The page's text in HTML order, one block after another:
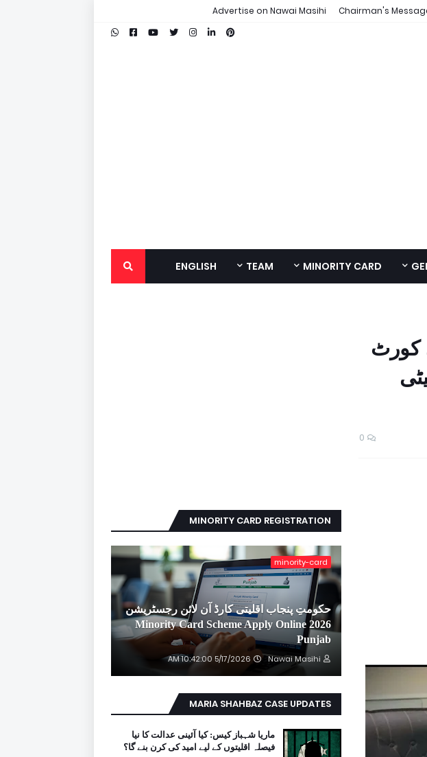
Chairman's
Advertise on Nawai Masihi
MINORITY CARD
TEAM
ENGLISH
کورٹ
0
MINORITY CARD REGISTRATION
minority-card
حکومتِ پنجاب اقلیتی کارڈ آن لائن رجسٹریشن
2026 Minority Card Scheme Apply Online
Punjab
Nawai Masihi
5/17/2026 10:42:00 AM
MARIA SHAHBAZ CASE UPDATES
ماریا شہباز کیس: کیا آئینی عدالت کا نیا
فیصلہ اقلیتوں کے لیے امید کی کرن بنے گا؟